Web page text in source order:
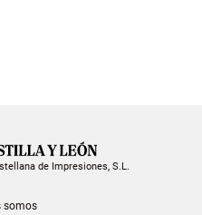
de Impresiones, S.L.
somos